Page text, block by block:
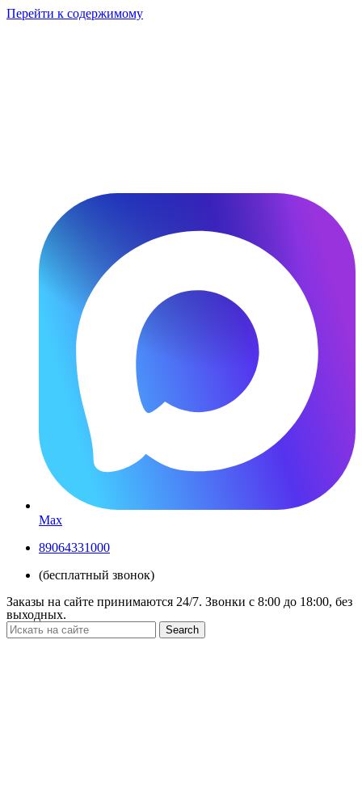
Перейти к содержимому
Max
89064331000
(бесплатный звонок)
Заказы на сайте принимаются 24/7. Звонки c 8:00 до 18:00, без
выходных.
Search